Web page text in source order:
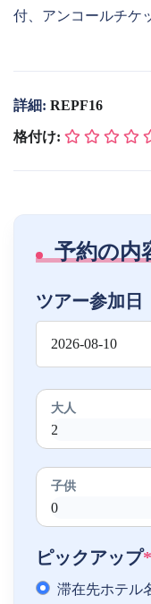
付、アンコールチケ
詳細: REPF16
格付け:
予約の内
ツアー参加日
大人
子供
ピックアップ*
滞在先ホテル